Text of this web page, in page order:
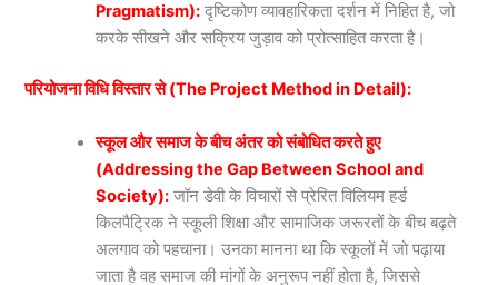
Pragmatism): दृष्टिकोण व्यावहारिकता दर्शन में निहित है, जो
करके सीखने और सक्रिय जुड़ाव को प्रोत्साहित करता है।
परियोजना विधि विस्तार से (The Project Method in Detail):
स्कूल और समाज के बीच अंतर को संबोधित करते हुए
(Addressing the Gap Between School and
Society): जॉन डेवी के विचारों से प्रेरित विलियम हर्ड
किलपैट्रिक ने स्कूली शिक्षा और सामाजिक जरूरतों के बीच बढ़ते
अलगाव को पहचाना। उनका मानना था कि स्कूलों में जो पढ़ाया
जाता है वह समाज की मांगों के अनुरूप नहीं होता है, जिससे